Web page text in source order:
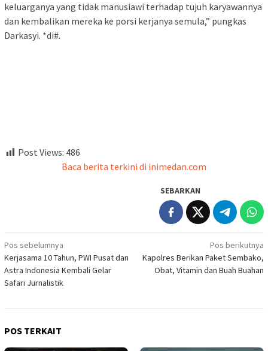
keluarganya yang tidak manusiawi terhadap tujuh karyawannya
dan kembalikan mereka ke porsi kerjanya semula,” pungkas
Darkasyi. *di#.
Post Views: 486
Baca berita terkini di inimedan.com
SEBARKAN
Navigasi
pos
Pos sebelumnya
Kerjasama 10 Tahun, PWI Pusat dan
Astra Indonesia Kembali Gelar
Safari Jurnalistik
Pos berikutnya
Kapolres Berikan Paket Sembako,
Obat, Vitamin dan Buah Buahan
POS TERKAIT